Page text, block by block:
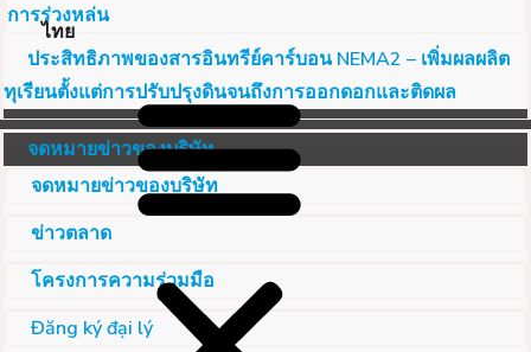
ไทย
การร่วงหล่น
ประสิทธิภาพของสารอินทรีย์คาร์บอน NEMA2 – เพิ่มผลผลิต
ทุเรียนตั้งแต่การปรับปรุงดินจนถึงการออกดอกและติดผล
จดหมายข่าวของบริษัท
จดหมายข่าวของบริษัท
ข่าวตลาด
โครงการความร่วมมือ
Đăng ký đại lý